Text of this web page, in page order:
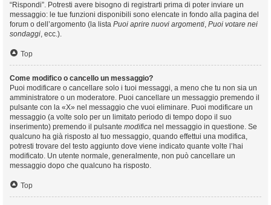
“Rispondi”. Potresti avere bisogno di registrarti prima di poter inviare un
messaggio: le tue funzioni disponibili sono elencate in fondo alla pagina del
forum o dell’argomento (la lista Puoi aprire nuovi argomenti, Puoi votare nei
sondaggi, ecc.).
Top
Come modifico o cancello un messaggio?
Puoi modificare o cancellare solo i tuoi messaggi, a meno che tu non sia un
amministratore o un moderatore. Puoi cancellare un messaggio premendo il
pulsante con la «X» nel messaggio che vuoi eliminare. Puoi modificare un
messaggio (a volte solo per un limitato periodo di tempo dopo il suo
inserimento) premendo il pulsante modifica nel messaggio in questione. Se
qualcuno ha già risposto al tuo messaggio, quando effettui una modifica,
potresti trovare del testo aggiunto dove viene indicato quante volte l’hai
modificato. Un utente normale, generalmente, non può cancellare un
messaggio dopo che qualcuno ha risposto.
Top